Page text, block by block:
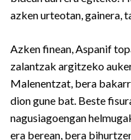
azken urteotan, gainera,
Azken finean, Aspanif
zalantzak argitzeko
Malenentzat, bera
dion gune bat. Beste
nagusiagoengan
era berean, bera